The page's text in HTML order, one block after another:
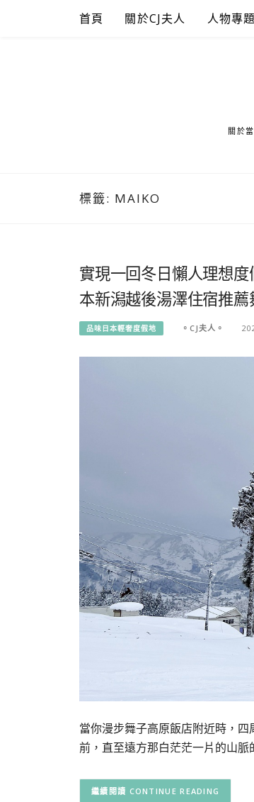
首頁 關於CJ夫人 人物專題
關於
標籤: MAIKO
實現一回冬日懶人理想
本新潟越後湯澤住宿推薦
品味日本輕奢度假地 。CJ夫人。
當你漫步舞子高原飯店附近時，
前，直至遠方那白茫茫一片的山
CONTINUE READING